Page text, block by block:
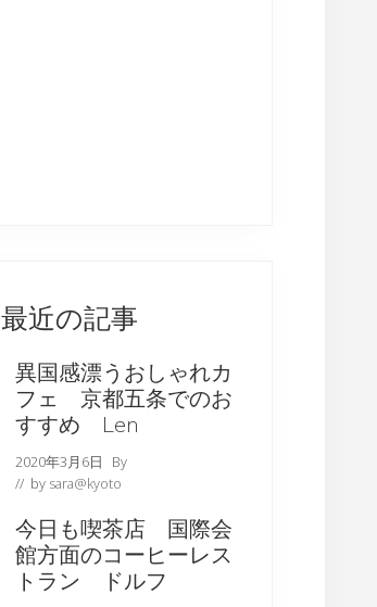
最近の記事
異国感漂うおしゃれカ
フェ 京都五条でのお
すすめ Len
2020年3月6日
By
// by sara@kyoto
今日も喫茶店 国際会
館方面のコーヒーレス
トラン ドルフ